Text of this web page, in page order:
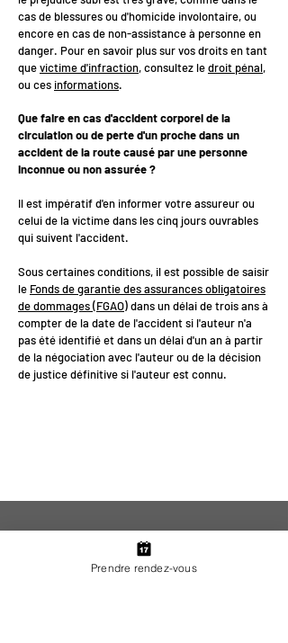
cas de blessures ou d'homicide involontaire, ou
encore en cas de non-assistance à personne en
danger. Pour en savoir plus sur vos droits en tant
quevictime d'infraction, consultez ledroit pénal,
ou ces informations.
Que faire en cas d'accident corporel de la
circulation ou de perte d'un proche dans un
accident de la route causé par une personne
inconnue ou non assurée ?
Il est impératif d'en informer votre assureur ou
celui de la victime dans les cinq jours ouvrables
qui suivent l'accident.
Sous certaines conditions, il est possible de saisir
le Fonds de garantie des assurances obligatoires
de dommages (FGAO)dans un délai de trois ans à
compter de la date de l'accident si l'auteur n'a
pas été identifié et dans un délai d'un an à partir
de la négociation avec l'auteur ou de la décision
de justice définitive si l'auteur est connu.
Prendre rendez-vous